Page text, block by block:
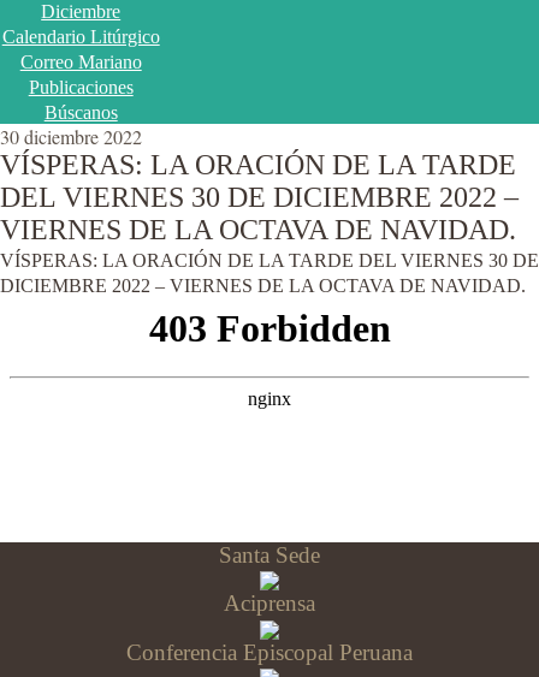
Diciembre
Calendario Litúrgico
Correo Mariano
Publicaciones
Búscanos
30 diciembre 2022
VÍSPERAS: LA ORACIÓN DE LA TARDE
DEL VIERNES 30 DE DICIEMBRE 2022 –
VIERNES DE LA OCTAVA DE NAVIDAD.
VÍSPERAS: LA ORACIÓN DE LA TARDE DEL VIERNES 30 DE
DICIEMBRE 2022 – VIERNES DE LA OCTAVA DE NAVIDAD.
Santa Sede
Aciprensa
Conferencia Episcopal Peruana